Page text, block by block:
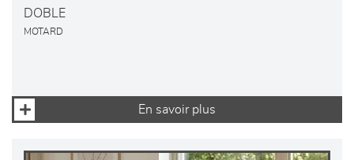
DOBLE
MOTARD
En savoir plus